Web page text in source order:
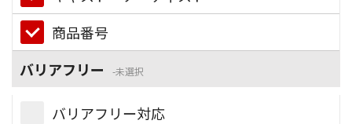
商品番号
バリアフリー
未選択
バリアフリー対応